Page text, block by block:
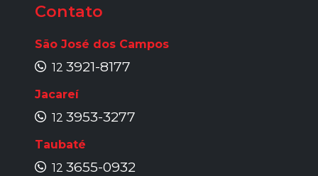
Contato
São José dos Campos
123921-8177
Jacareí
123953-3277
Taubaté
123655-0932